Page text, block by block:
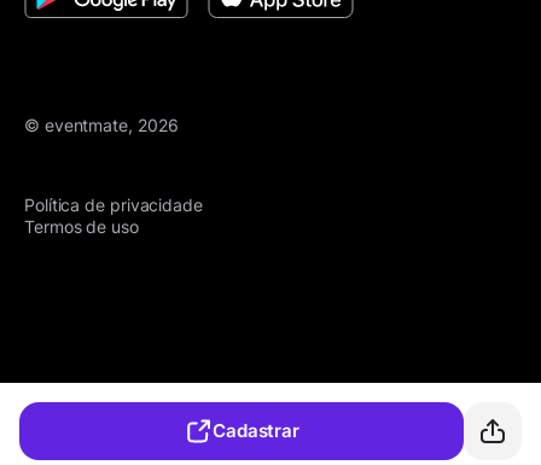
© eventmate, 2026
Política de privacidade
Termos de uso
Cadastrar